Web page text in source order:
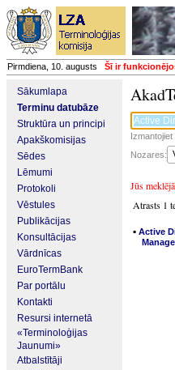
Pirmdiena, 10. augusts Šī ir
Sākumlapa
Terminu datubāze
Struktūra un principi
Apakškomisijas
Sēdes
Lēmumi
Protokoli
Vēstules
Publikācijas
Konsultācijas
Vārdnīcas
EuroTermBank
Par portālu
Kontakti
Resursi internetā
«Terminoloģijas
Jaunumi»
Atbalstītāji
Nozares:
Jūs
Atrasts 1
▪ Active